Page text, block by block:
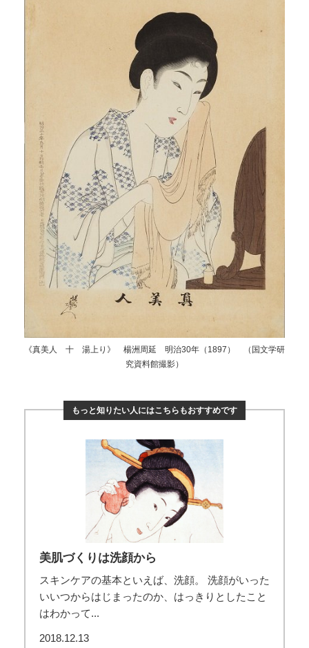
《真美人 十 湯上り》 楊洲周延 明治30年（1897） （国文学研
究資料館撮影）
もっと知りたい人にはこちらもおすすめです
美肌づくりは洗顔から
スキンケアの基本といえば、洗顔。 洗顔がいった
いいつからはじまったのか、はっきりとしたこと
はわかって...
2018.12.13